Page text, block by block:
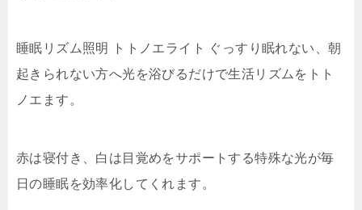
睡眠リズム照明 トトノエライト ぐっすり眠れない、朝
起きられない方へ光を浴びるだけで生活リズムをトト
ノエます。
赤は寝付き、白は目覚めをサポートする特殊な光が毎
日の睡眠を効率化してくれます。